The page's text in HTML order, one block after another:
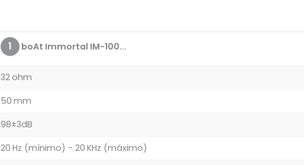
1 boAt Immortal IM-100...
32 ohm
50 mm
98±3dB
20 Hz (mínimo) - 20 KHz (máximo)